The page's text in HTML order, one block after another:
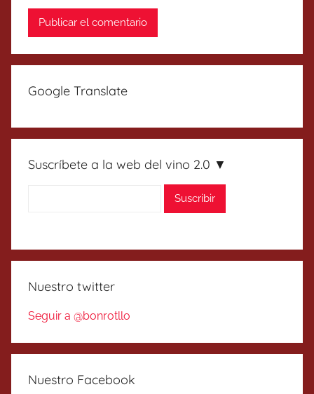
Google Translate
Suscríbete a la web del vino 2.0 ▼
Nuestro twitter
Seguir a @bonrotllo
Nuestro Facebook